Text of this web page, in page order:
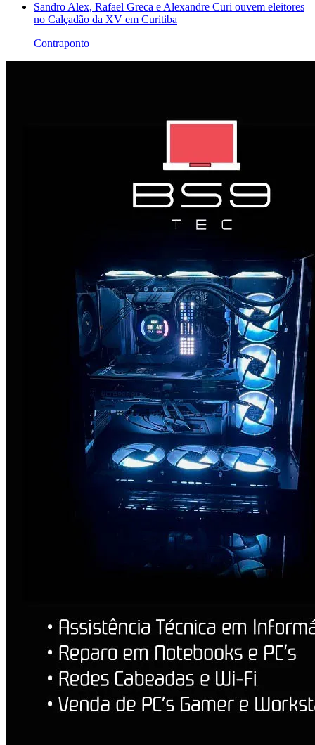
Sandro Alex, Rafael Greca e Alexandre Curi ouvem eleitores
no Calçadão da XV em Curitiba
Contraponto